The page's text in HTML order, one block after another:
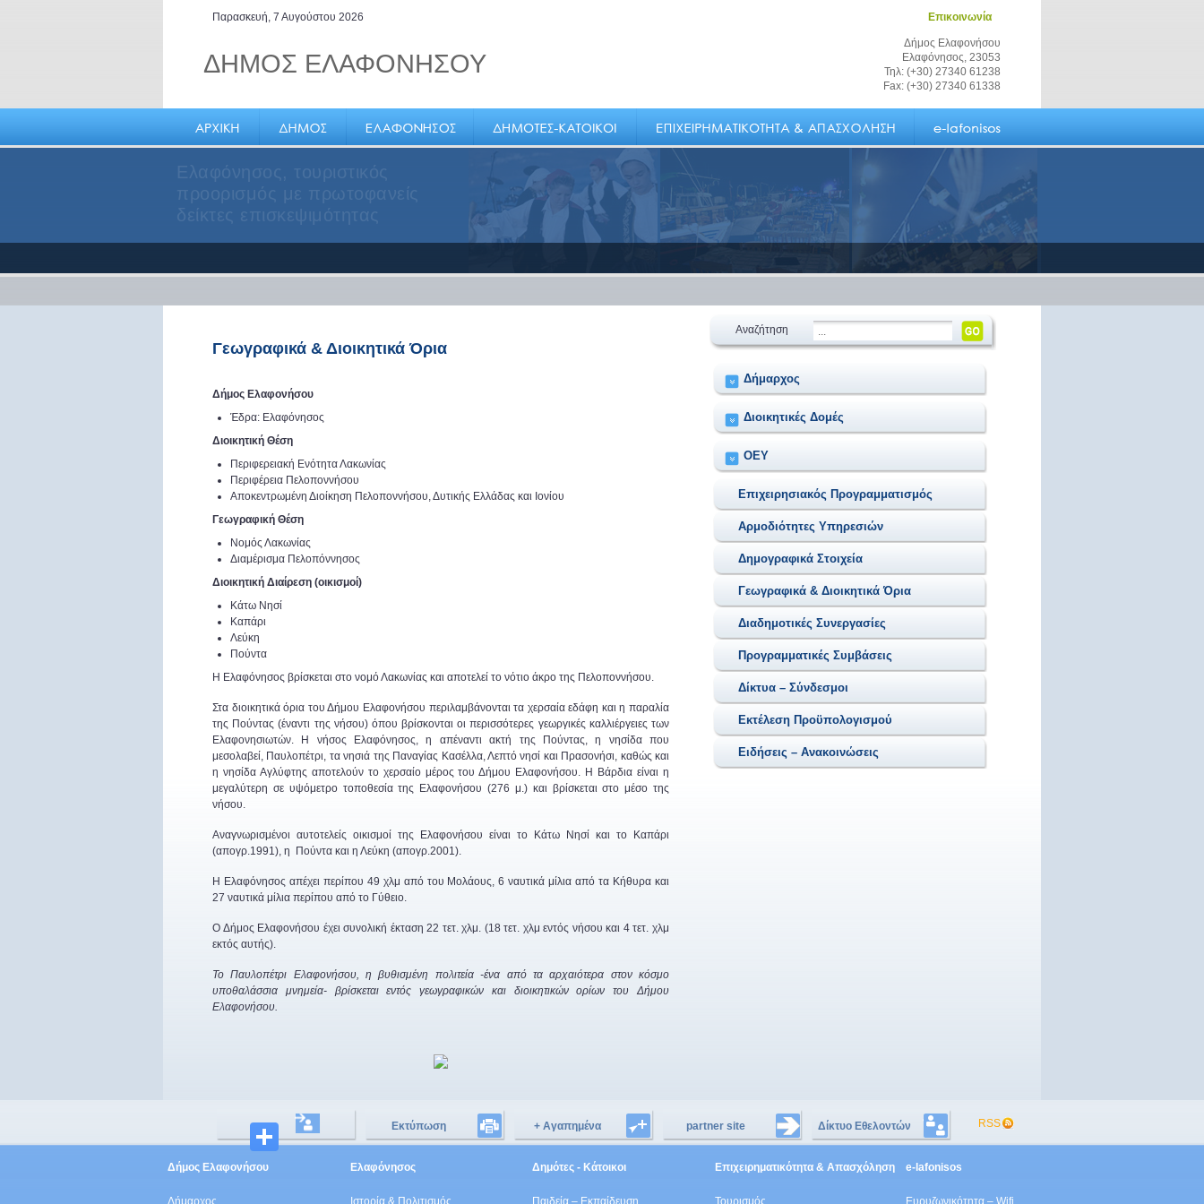
Παρασκευή, 7 Αυγούστου 2026 Επικοινωνία
ΔΗΜΟΣ ΕΛΑΦΟΝΗΣΟΥ
Δήμος Ελαφονήσου
Ελαφόνησος, 23053
Τηλ: (+30) 27340 61238
Fax: (+30) 27340 61338
Παυλοπέτρι Ελαφονήσου, ένα
από τα αρχαιότερα τον κόσμο
υποθαλάσσια μνημεία
Γεωγραφικά & Διοικητικά Όρια
Δήμος Ελαφονήσου
Έδρα: Ελαφόνησος
Διοικητική Θέση
Περιφερειακή Ενότητα Λακωνίας
Περιφέρεια Πελοποννήσου
Αποκεντρωμένη Διοίκηση Πελοποννήσου, Δυτικής Ελλάδας και Ιονίου
Γεωγραφική Θέση
Νομός Λακωνίας
Διαμέρισμα Πελοπόννησος
Διοικητική Διαίρεση (οικισμοί)
Κάτω Νησί
Καπάρι
Λεύκη
Πούντα
Η Ελαφόνησος βρίσκεται στο νομό Λακωνίας και αποτελεί το νότιο άκρο της Πελοποννήσου.
Στα διοικητικά όρια του Δήμου Ελαφονήσου περιλαμβάνονται τα χερσαία εδάφη και η παραλία
της Πούντας (έναντι της νήσου) όπου βρίσκονται οι περισσότερες γεωργικές καλλιέργειες των
Ελαφονησιωτών. Η νήσος Ελαφόνησος, η απέναντι ακτή της Πούντας, η νησίδα που
μεσολαβεί, Παυλοπέτρι, τα νησιά της Παναγίας Κασέλλα, Λεπτό νησί και Πρασονήσι, καθώς και
η νησίδα Αγλύφτης αποτελούν το χερσαίο μέρος του Δήμου Ελαφονήσου. Η Βάρδια είναι η
μεγαλύτερη σε υψόμετρο τοποθεσία της Ελαφονήσου (276 μ.) και βρίσκεται στο μέσο της
νήσου.
Αναγνωρισμένοι αυτοτελείς οικισμοί της Ελαφονήσου είναι το Κάτω Νησί και το Καπάρι
(απογρ.1991), η Πούντα και η Λεύκη (απογρ.2001).
Η Ελαφόνησος απέχει περίπου 49 χλμ από του Μολάους, 6 ναυτικά μίλια από τα Κήθυρα και
27 ναυτικά μίλια περίπου από το Γύθειο.
Ο Δήμος Ελαφονήσου έχει συνολική έκταση 22 τετ. χλμ. (18 τετ. χλμ εντός νήσου και 4 τετ. χλμ
εκτός αυτής).
Το Παυλοπέτρι Ελαφονήσου, η βυθισμένη πολιτεία -ένα από τα αρχαιότερα στον κόσμο
υποθαλάσσια μνημεία- βρίσκεται εντός γεωγραφικών και διοικητικών ορίων του Δήμου
Ελαφονήσου.
Αναζήτηση
Δήμαρχος
Διοικητικές Δομές
ΟEΥ
Επιχειρησιακός Προγραμματισμός
Αρμοδιότητες Υπηρεσιών
Δημογραφικά Στοιχεία
Γεωγραφικά & Διοικητικά Όρια
Διαδημοτικές Συνεργασίες
Προγραμματικές Συμβάσεις
Δίκτυα – Σύνδεσμοι
Εκτέλεση Προϋπολογισμού
Ειδήσεις – Ανακοινώσεις
Μοιραστείτε
Εκτύπωση + Αγαπημένα partner site Δίκτυο Εθελοντών RSS
Δήμος Ελαφονήσου
Δήμαρχος
Ελαφόνησος
Ιστορία & Πολιτισμός
Δημότες - Κάτοικοι
Παιδεία – Εκπαίδευση
Επιχειρηματικότητα & Απασχόληση
Τουρισμός
e-lafonisos
Ευρυζωνικότητα – Wifi